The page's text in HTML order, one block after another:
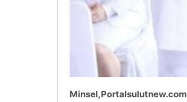
Minsel,Portalsulutnew.com